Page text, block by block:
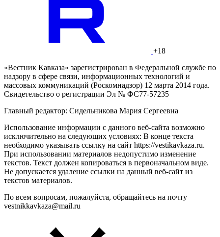
+18
«Вестник Кавказа» зарегистрирован в Федеральной службе по
надзору в сфере связи, информационных технологий и
массовых коммуникаций (Роскомнадзор) 12 марта 2014 года.
Свидетельство о регистрации Эл № ФС77-57235
Главный редактор: Сидельникова Мария Сергеевна
Использование информации с данного веб-сайта возможно
исключительно на следующих условиях: В конце текста
необходимо указывать ссылку на сайт https://vestikavkaza.ru.
При использовании материалов недопустимо изменение
текстов. Текст должен копироваться в первоначальном виде.
Не допускается удаление ссылки на данный веб-сайт из
текстов материалов.
По всем вопросам, пожалуйста, обращайтесь на почту
vestnikkavkaza@mail.ru